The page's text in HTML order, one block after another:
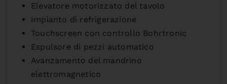
Elevatore motorizzato del tavolo
Impianto di refrigerazione
Touchscreen con controllo Bohrtronic
Espulsore di pezzi automatico
Avanzamento del mandrino
elettromagnetico